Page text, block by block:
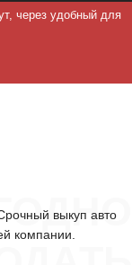
через удобный для
выкуп авто
компании.